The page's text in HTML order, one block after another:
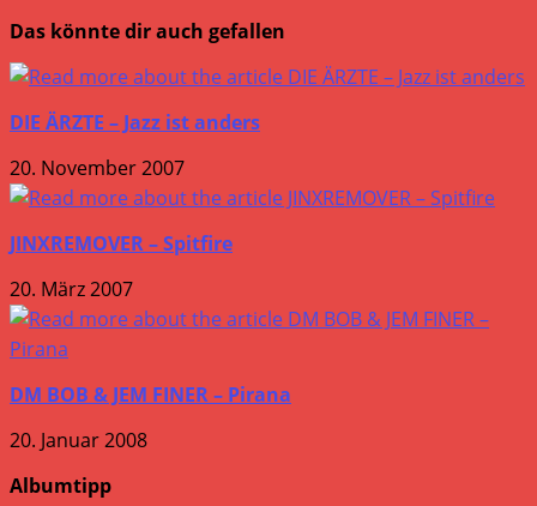
Das könnte dir auch gefallen
DIE ÄRZTE – Jazz ist anders
20. November 2007
JINXREMOVER – Spitfire
20. März 2007
DM BOB & JEM FINER – Pirana
20. Januar 2008
Albumtipp